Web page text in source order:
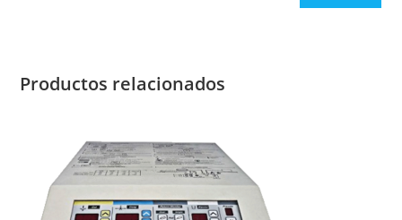
Productos relacionados